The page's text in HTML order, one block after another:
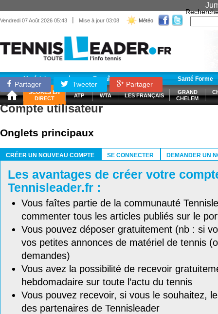
Vendredi 07 Août 2026 05:43 | Mise à jour 03:08 Météo
Matériel Entraînement Santé Forme
SCORES EN
DIRECT
ATP WTA LES FRANÇAIS
GRAND
CHELEM
Partager Tweeter Partager
Compte utilisateur
Onglets principaux
CRÉER UN NOUVEAU COMPTE
SE CONNECTER DEMANDER UN
Les avantages de créer votre
Tennisleader.fr :
Vous faîtes partie de la communauté
commenter tous les articles publiés sur le
Vous pouvez déposer gratuitement (nb : si
vos petites annonces de matériel de tennis
demandes)
Vous avez la possibilité de recevoir
hebdomadaire sur toute l’actu du tennis
Vous pouvez recevoir, si vous le souhaitez,
des partenaires de Tennisleader